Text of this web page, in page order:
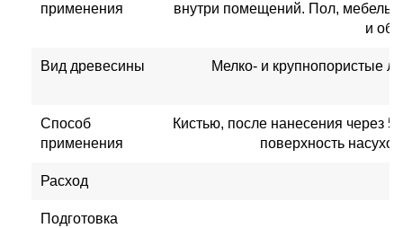
применения
внутри помещений. Пол, мебель,
и
Вид древесины
Мелко- и крупнопористые
Способ
применения
Кистью, после нанесения через
поверхность насухо
Расход
Подготовка